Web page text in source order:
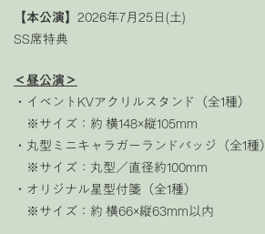
【本公演】 2026年7月25日(土)
SS席特典
＜昼公演＞
・イベントKVアクリルスタンド（全1種）
※サイズ：約 横148×縦105mm
・丸型ミニキャラガーランドバッジ（全1種）
※サイズ：丸型／直径約100mm
・オリジナル星型付箋（全1種）
※サイズ：約 横66×縦63mm以内